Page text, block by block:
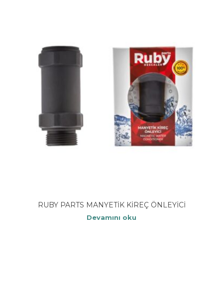
RUBY PARTS MANYETİK KİREÇ ÖNLEYİCİ
Devamını oku